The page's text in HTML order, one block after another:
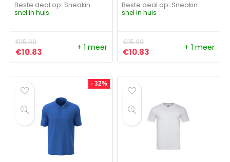
Beste deal op:
Sneakin
snel in huis
€15.99
Oorspronkelijke prijs was: €15.99.
€10.83 Huidige prijs is: €10.83.
+ 1 meer
Beste deal op:
Sneakin
snel in huis
€15.99
Oorspronkelijke prijs was:
€10.83 Huidige prijs is:
+ 1 meer
- 32%